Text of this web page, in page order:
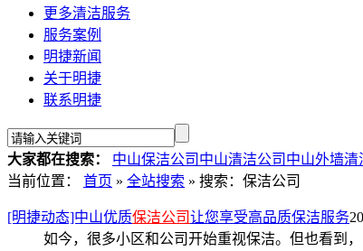
更多清洁服务
服务案例
明捷新闻
关于明捷
联系明捷
大家都在搜索： 中山保洁公司 中山清洁公司 中山外墙清
当前位置：
首页 » 全站搜索 » 搜索：保洁公司
[明捷动态]中山优质保洁公司让您享受高品质保洁服务
如今，很多小区和公司开始重视保洁。但也看到